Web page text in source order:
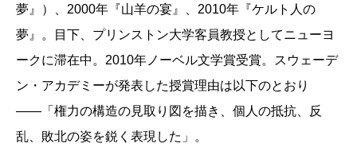
ロ・カルヴィーノ、ウンベルト・エーコ、デイヴ
ィッド・ロッジなどの読書論にならぶ、このうえ
なく贅沢な、読み方の指南書といえます。
ところで、バルガス＝リョサがペルーの大統領
ことですから、ご記憶の方は少ないかもしれない
けれど、あのとき大衆のまえに姿をあらわしたリ
ラッシュ・バック、話者不明の語りといった斬新
な手法を駆使しながら描いたこの作品によって、
彼はラテンアメリカを代表する若手作家として注
目され、ペルーの《怒れる若者》と呼ばれるよう
になった。
その後も次々に話題作を発表し、そのたびに大
夢』）、2000年『山羊の宴』、2010年『ケルト人の
夢』。目下、プリンストン大学客員教授としてニューヨ
ークに滞在中。2010年ノーベル文学賞受賞。スウェーデ
ン・アカデミーが発表した授賞理由は以下のとおり
――「権力の構造の見取り図を描き、個人の抵抗、反
乱、敗北の姿を鋭く表現した」。